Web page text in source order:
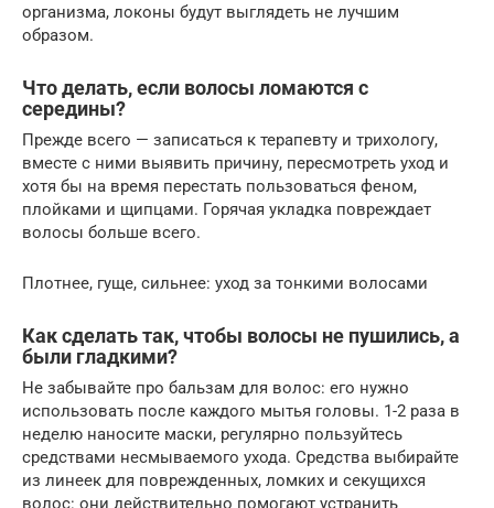
организма, локоны будут выглядеть не лучшим
образом.
Что делать, если волосы ломаются с
середины?
Прежде всего — записаться к терапевту и трихологу,
вместе с ними выявить причину, пересмотреть уход и
хотя бы на время перестать пользоваться феном,
плойками и щипцами. Горячая укладка повреждает
волосы больше всего.
Плотнее, гуще, сильнее: уход за тонкими волосами
Как сделать так, чтобы волосы не пушились, а
были гладкими?
Не забывайте про бальзам для волос: его нужно
использовать после каждого мытья головы. 1-2 раза в
неделю наносите маски, регулярно пользуйтесь
средствами несмываемого ухода. Средства выбирайте
из линеек для поврежденных, ломких и секущихся
волос: они действительно помогают устранить